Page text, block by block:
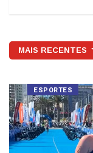
MAIS RECENTES
ESPORTES